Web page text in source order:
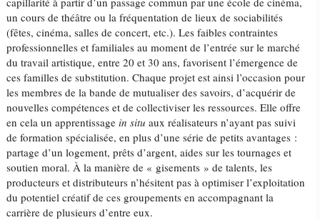
un cours de théâtre ou la fréquentation de lieux de sociabilités
(fêtes, cinéma, salles de concert, etc.). Les faibles contraintes
professionnelles et familiales au moment de l’entrée sur le marché
du travail artistique, entre 20 et 30 ans, favorisent l’émergence de
ces familles de substitution. Chaque projet est ainsi l’occasion pour
les membres de la bande de mutualiser des savoirs, d’acquérir de
nouvelles compétences et de collectiviser les ressources. Elle offre
en cela un apprentissagein situ aux réalisateurs n’ayant pas suivi
de formation spécialisée, en plus d’une série de petits avantages :
partage d’un logement, prêts d’argent, aides sur les tournages et
soutien moral. À la manière de « gisements » de talents, les
producteurs et distributeurs n’hésitent pas à optimiser l’exploitation
du potentiel créatif de ces groupements en accompagnant la
carrière de plusieurs d’entre eux.